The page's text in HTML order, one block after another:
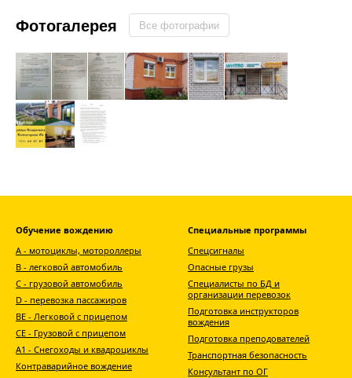
Фотогалерея Все фотографии
Обучение вождению
А - мотоциклы, мотороллеры
В - легковой автомобиль
С - грузовой автомобиль
D - перевозка пассажиров
ВЕ - Легковой с прицепом
СЕ - Грузовой с прицепом
A1 - Снегоходы и квадроциклы
Контраварийное вождение
Специальные программы
Спецсигналы
Опасные грузы
Специалисты по БД и
организации перевозок
Подготовка инструкторов
вождения
Подготовка преподователей
Транспортная безопасность
Консультант по ОГ